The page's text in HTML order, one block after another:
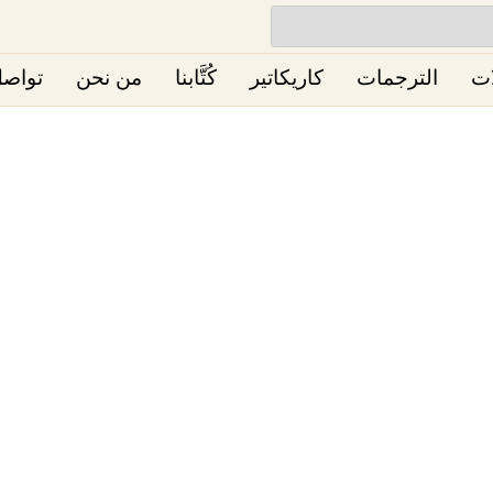
الترجمات كاريكاتير كُتَّابنا من نحن